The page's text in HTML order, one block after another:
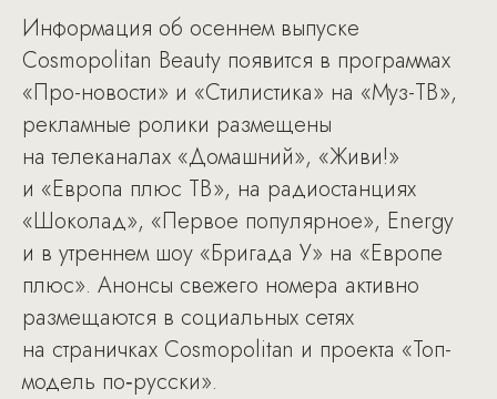
Информация об осеннем выпуске
Cosmopolitan Beauty появится в программах
«Про-новости» и «Стилистика» на «Муз-ТВ»,
рекламные ролики размещены
на телеканалах «Домашний», «Живи!»
и «Европа плюс ТВ», на радиостанциях
«Шоколад», «Первое популярное», Energy
и в утреннем шоу «Бригада У» на «Европе
плюс». Анонсы свежего номера активно
размещаются в социальных сетях
на страничках Cosmopolitan и проекта «Топ-
модель по‑русски».